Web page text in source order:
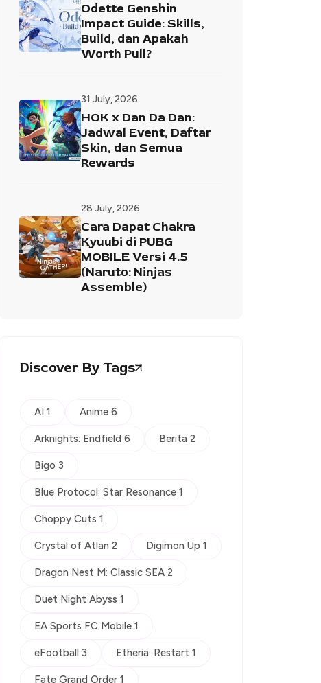
Odette Genshin
Impact Guide: Skills,
Build, dan Apakah
Worth Pull?
31 July, 2026
HOK x Dan Da Dan:
Jadwal Event, Daftar
Skin, dan Semua
Rewards
28 July, 2026
Cara Dapat Chakra
Kyuubi di PUBG
MOBILE Versi 4.5
(Naruto: Ninjas
Assemble)
Discover By Tags
AI 1 Anime 6
Arknights: Endfield 6 Berita 2
Bigo 3
Blue Protocol: Star Resonance 1
Choppy Cuts 1
Crystal of Atlan 2 Digimon Up 1
Dragon Nest M: Classic SEA 2
Duet Night Abyss 1
EA Sports FC Mobile 1
eFootball 3 Etheria: Restart 1
Fate Grand Order 1